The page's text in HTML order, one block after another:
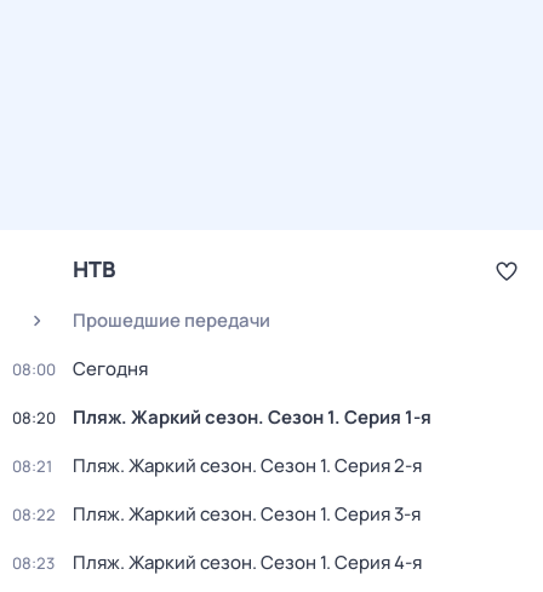
НТВ
Прошедшие передачи
08:00 Сегодня
08:20 Пляж. Жаркий сезон. Сезон 1. Серия 1-я
08:21 Пляж. Жаркий сезон. Сезон 1. Серия 2-я
08:22 Пляж. Жаркий сезон. Сезон 1. Серия 3-я
08:23 Пляж. Жаркий сезон. Сезон 1. Серия 4-я